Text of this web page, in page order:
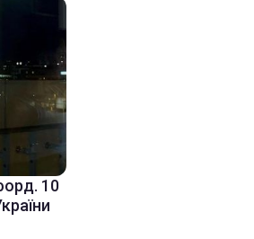
10